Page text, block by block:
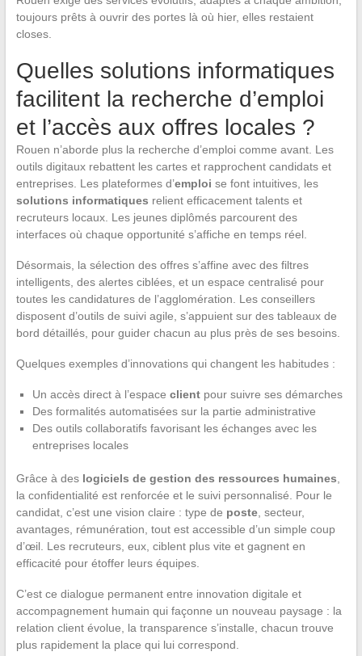
toujours prêts à ouvrir des portes là où hier, elles restaient
closes.
Quelles solutions informatiques
facilitent la recherche d’emploi
et l’accès aux offres locales ?
Rouen n’aborde plus la recherche d’emploi comme avant. Les
outils digitaux rebattent les cartes et rapprochent candidats et
entreprises. Les plateformes d’emploi se font intuitives, les
solutions informatiques relient efficacement talents et
recruteurs locaux. Les jeunes diplômés parcourent des
interfaces où chaque opportunité s’affiche en temps réel.
Désormais, la sélection des offres s’affine avec des filtres
intelligents, des alertes ciblées, et un espace centralisé pour
toutes les candidatures de l’agglomération. Les conseillers
disposent d’outils de suivi agile, s’appuient sur des tableaux de
bord détaillés, pour guider chacun au plus près de ses besoins.
Quelques exemples d’innovations qui changent les habitudes :
Un accès direct à l’espace clientpour suivre ses démarches
Des formalités automatisées sur la partie administrative
Des outils collaboratifs favorisant les échanges avec les
entreprises locales
Grâce à des logiciels de gestion des ressources humaines
la confidentialité est renforcée et le suivi personnalisé. Pour le
candidat, c’est une vision claire : type de poste, secteur,
avantages, rémunération, tout est accessible d’un simple coup
d’œil. Les recruteurs, eux, ciblent plus vite et gagnent en
efficacité pour étoffer leurs équipes.
C’est ce dialogue permanent entre innovation digitale et
accompagnement humain qui façonne un nouveau paysage : la
relation client évolue, la transparence s’installe, chacun trouve
plus rapidement la place qui lui correspond.